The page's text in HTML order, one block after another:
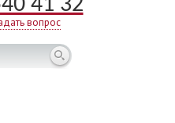
41 32
вопрос